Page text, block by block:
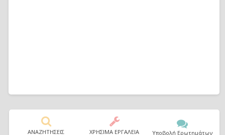
ΑΝΑΖΗΤΗΣΕΙΣ ΧΡΗΣΙΜΑ ΕΡΓΑΛΕΙΑ Υποβολή Ερωτημάτων